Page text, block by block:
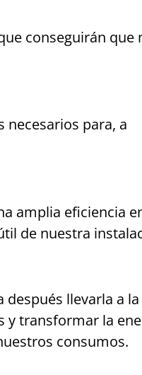
conseguirán que
necesarios para, a
amplia eficiencia
de nuestra
llevarla a
y transformar la
consumos.